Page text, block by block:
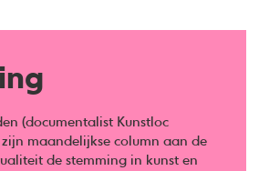
(documentalist Kunstloc
maandelijkse column aan de
de stemming in kunst en